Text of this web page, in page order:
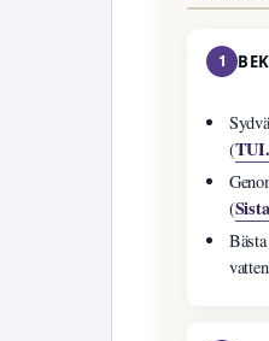
1
(
(